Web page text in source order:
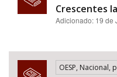
Crescentes
Adicionado: 19 de
OESP, Nacional,